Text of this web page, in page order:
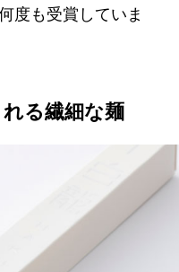
度も受賞していま
る繊細な麺